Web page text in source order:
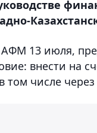
АФМ 13 июля,
внести на
том числе